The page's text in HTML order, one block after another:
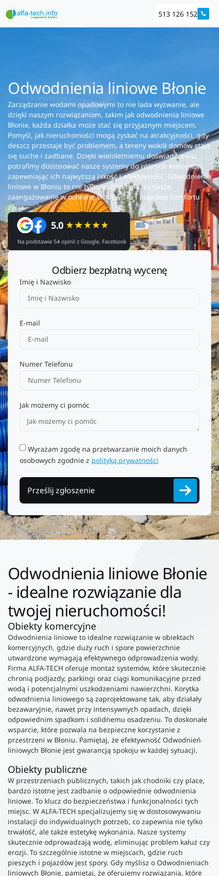
513 126 152
Odwodnienia liniowe Błonie
Zarządzanie wodami opadowymi to nie lada wyzwanie, ale
dzięki naszym rozwiązaniom, takim jak odwodnienia liniowe
Błonie, każda działka może stać się przyjaznym miejscem.
Pomyśl, jak nieruchomości mogą zyskać na atrakcyjności, gdy
deszcz przestaje być problemem, a tereny wokół domów stają
się suche i zadbane. Dzięki wieloletniemu doświadczeniu,
potrafimy dostosować nasze systemy do różnych warunków,
zapewniając ich najwyższą jakość i efektywność. Odwodnienia
liniowe w Błoniu to nie tylko technologia, to nasze
zaangażowanie w ochronę środowiska i poprawę komfortu
życia.
Odbierz bezpłatną wycenę
Imię i Nazwisko
E-mail
Numer Telefonu
Jak możemy ci pomóc
Wyrażam zgodę na przetwarzanie moich danych
osobowych zgodnie z polityką prywatności
Prześlij zgłoszenie
Odwodnienia liniowe Błonie
- idealne rozwiązanie dla
twojej nieruchomości!
Obiekty komercyjne
Odwodnienia liniowe to idealne rozwiązanie w obiektach
komercyjnych, gdzie duży ruch i spore powierzchnie
utwardzone wymagają efektywnego odprowadzenia wody.
Firma ALFA-TECH oferuje montaż systemów, które skutecznie
chronią podjazdy, parkingi oraz ciągi komunikacyjne przed
wodą i potencjalnymi uszkodzeniami nawierzchni. Korytka
odwodnienia liniowego są zaprojektowane tak, aby działały
bezawaryjnie, nawet przy intensywnych opadach, dzięki
odpowiednim spadkom i solidnemu osadzeniu. To doskonałe
wsparcie, które pozwala na bezpieczne korzystanie z
przestrzeni w Błoniu. Pamiętaj, że efektywność Odwodnień
liniowych Błonie jest gwarancją spokoju w każdej sytuacji.
Obiekty publiczne
W przestrzeniach publicznych, takich jak chodniki czy place,
bardzo istotne jest zadbanie o odpowiednie odwodnienia
liniowe. To klucz do bezpieczeństwa i funkcjonalności tych
miejsc. W ALFA-TECH specjalizujemy się w dostosowywaniu
instalacji do indywidualnych potrzeb, co zapewnia nie tylko
trwałość, ale także estetykę wykonania. Nasze systemy
skutecznie odprowadzają wodę, eliminując problem kałuż czy
erozji. To szczególnie istotne w miejscach, gdzie ruch
pieszych i pojazdów jest spory. Gdy myślisz o Odwodnieniach
liniowych Błonie, pamiętaj, że oferujemy rozwiązania, które